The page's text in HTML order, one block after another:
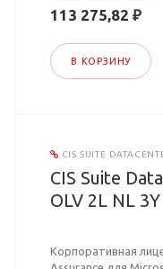
113 275,82 ₽
В КОРЗИНУ
CIS SUITE
CIS Suite
OLV 2L NL
Корпоративная